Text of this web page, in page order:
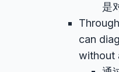
是
Through
can
without